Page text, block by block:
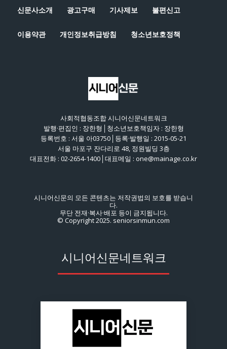
신문사소개 광고구매 기사제보 불편신고
이용약관 개인정보취급방침 청소년보호정책
사회적협동조합 시니어신문네트워크
발행·편집인 : 장한형│청소년보호책임자 : 장한형
등록번호 : 서울 아03750│등록·발행일 : 2015-05-21
서울 마포구 잔다리로 48, 정원빌딩 3층
대표전화 : 02-2654-1400│대표메일 : one@mainage.co.kr
시니어신문의 모든 콘텐츠는 저작권법의 보호를 받습니
다.
무단 전재·복사·배포 등이 금지됩니다.
© Copyright 2025. seniorsinmun.com
시니어신문네트워크